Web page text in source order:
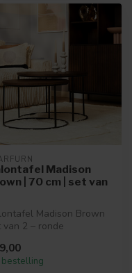
Madison
| 70 cm | set van
Madison Brown
van 2 – ronde
frame i...
bestelling